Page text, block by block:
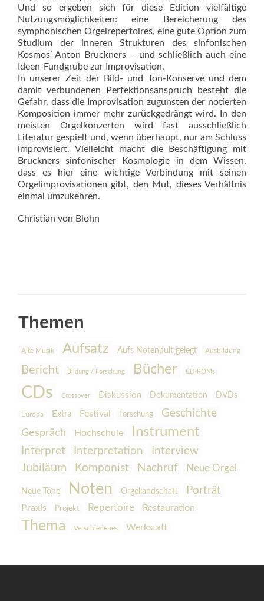
Und so ergeben sich für diese Edition vielfältige
Nutzungsmöglichkeiten: eine Bereicherung des
symphonischen Orgelrepertoires, eine gute Option zum
Studium der inneren Strukturen des sinfonischen
Kosmos’ Anton Bruckners – und schließlich auch eine
Ideen-Fundgrube zur Improvisation.
In unserer Zeit der Bild- und Ton-Konserve und dem
damit verbundenen Perfektionsanspruch besteht die
Gefahr, dass die Impro­visation zugunsten der notierten
Komposition immer mehr zurückgedrängt wird. In den
meisten Orgelkonzerten wird fast ausschließlich
Literatur gespielt und, wenn überhaupt, nur am Schluss
improvisiert. Vielleicht macht die Beschäftigung mit
Bruckners sinfonischer Kosmologie in dem Wissen,
dass es hier eine wichtige Verbindung mit seinen
Orgelimprovisationen gibt, den Mut, dieses Verhältnis
einmal umzukehren.
Christian von Blohn
Themen
Alte Musik Aufsatz Aufs Notenpult gelegt Ausbildung
Bericht Bildung / Forschung Bücher CD-ROMs
CDs Crossover Diskussion Dokumentation DVDs
Europa Extra Festival Forschung Geschichte
Gespräch Hochschule Instrument
Interpret Interpretation
Interview
Jubiläum
Komponist Nachruf Neue Orgel
Neue Töne Noten Orgellandschaft Porträt
Praxis Projekt Repertoire Restauration
Thema Verschiedenes Werkstatt